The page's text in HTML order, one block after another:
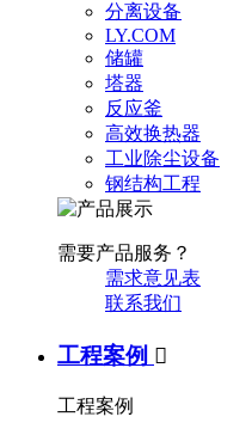
分离设备
LY.COM
储罐
塔器
反应釜
高效换热器
工业除尘设备
钢结构工程
需要产品服务？
需求意见表
联系我们
工程案例 
工程案例